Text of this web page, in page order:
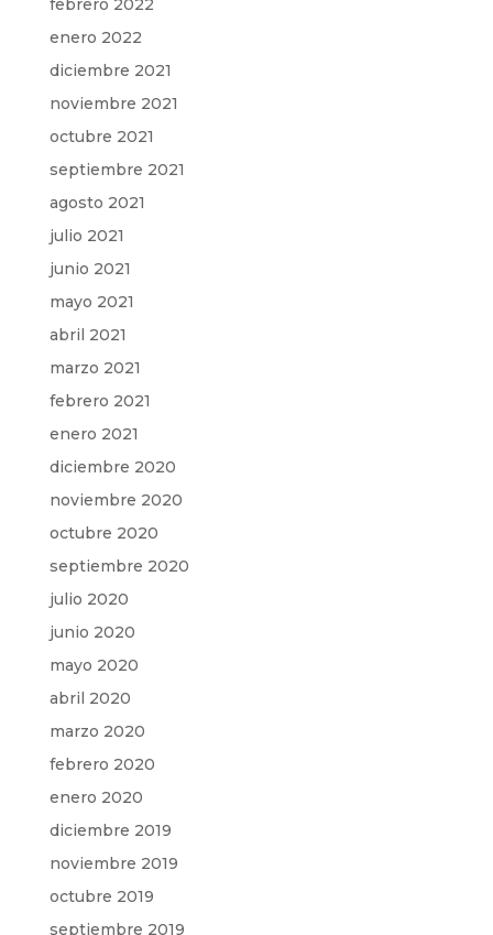
febrero 2022
enero 2022
diciembre 2021
noviembre 2021
octubre 2021
septiembre 2021
agosto 2021
julio 2021
junio 2021
mayo 2021
abril 2021
marzo 2021
febrero 2021
enero 2021
diciembre 2020
noviembre 2020
octubre 2020
septiembre 2020
julio 2020
junio 2020
mayo 2020
abril 2020
marzo 2020
febrero 2020
enero 2020
diciembre 2019
noviembre 2019
octubre 2019
septiembre 2019